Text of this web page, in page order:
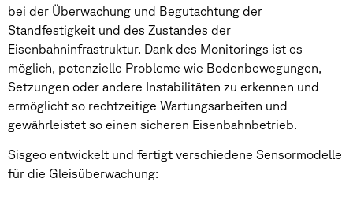
bei der Überwachung und Begutachtung der
Standfestigkeit und des Zustandes der
Eisenbahninfrastruktur. Dank des Monitorings ist es
möglich, potenzielle Probleme wie Bodenbewegungen,
Setzungen oder andere Instabilitäten zu erkennen und
ermöglicht so rechtzeitige Wartungsarbeiten und
gewährleistet so einen sicheren Eisenbahnbetrieb.
Sisgeo entwickelt und fertigt verschiedene Sensormodelle
für die Gleisüberwachung: